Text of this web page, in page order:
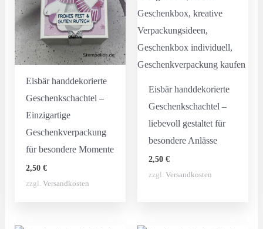
Eisbär handdekorierte
Geschenkschachtel –
Einzigartige
Geschenkverpackung
für besondere Momente
2,50 €
zzgl. Versandkosten
Eisbär handdekorierte
Geschenkschachtel –
liebevoll gestaltet für
besondere Anlässe
2,50€
zzgl.Versandkosten